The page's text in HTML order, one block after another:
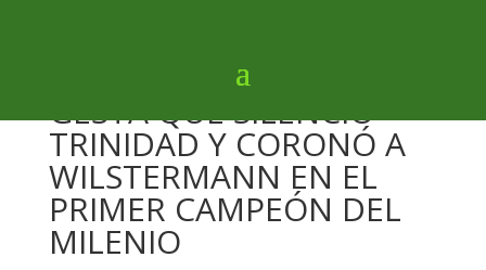
LUIS REYES REVELA LA
GESTA QUE SILENCIÓ
TRINIDAD Y CORONÓ A
WILSTERMANN EN EL
PRIMER CAMPEÓN DEL
MILENIO